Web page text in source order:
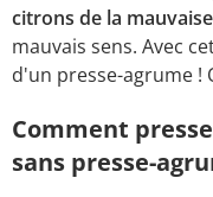
citrons de la
mauvais sens. Avec
d'un presse-agrume !
Comment
sans presse-